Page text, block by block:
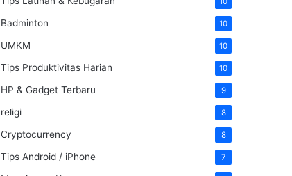
Badminton 10
UMKM 10
Tips Produktivitas Harian 10
HP & Gadget Terbaru 9
religi 8
Cryptocurrency 8
Tips Android / iPhone 7